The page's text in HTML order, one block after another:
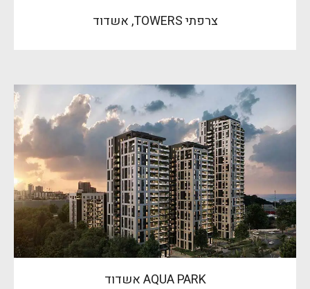
צרפתי TOWERS, אשדוד
AQUA PARK אשדוד